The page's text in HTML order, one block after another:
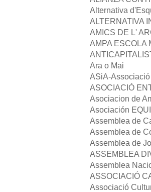
Alternativa
ALTERNATIVA
AMICS DE L'
AMPA ESCOLA
Ara o Mai
ASiA-
ASOCIACIÓ
Asociacion de
Asociación
Assemblea de
Assemblea de
Assemblea de
ASSEMBLEA
Assemblea
ASSOCIACIÓ
Associació